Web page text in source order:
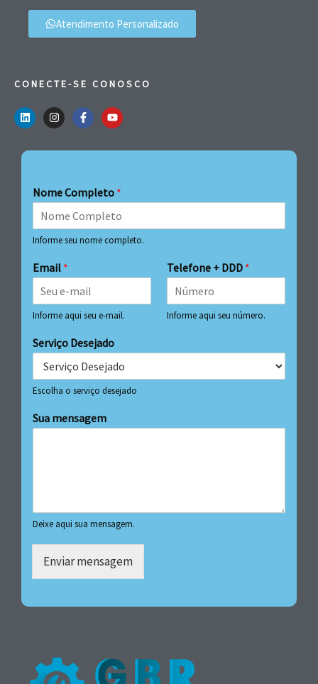
Atendimento Personalizado
CONECTE-SE CONOSCO
Nome Completo *
Informe seu nome completo.
Email *
Informe aqui seu e-mail.
Telefone + DDD *
Informe aqui seu número.
Serviço Desejado
Escolha o serviço desejado
Sua mensagem
Deixe aqui sua mensagem.
Enviar mensagem